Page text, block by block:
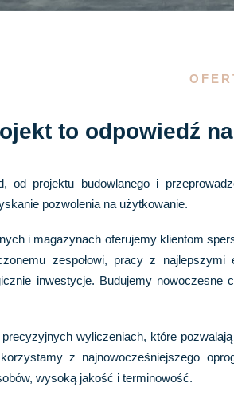
to odpowiedź
od projektu budowlanego i
pozwolenia na użytkowanie.
i magazynach oferujemy klientom
zespołowi, pracy z
inwestycje. Budujemy
wyliczeniach, które
z najnowocześniejszego
wysoką jakość i terminowość.